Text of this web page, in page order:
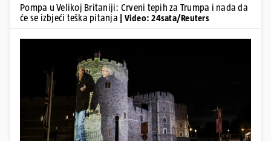
Pompa u Velikoj Britaniji: Crveni tepih za Trumpa i nada da
će se izbjeći teška pitanja
| Video: 24sata/Reuters